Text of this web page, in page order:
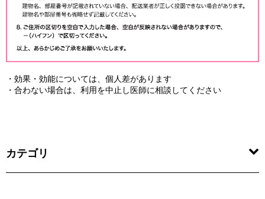
・効果・効能については、個人差があります
・合わない場合は、利用を中止し医師に相談してください
カテゴリ